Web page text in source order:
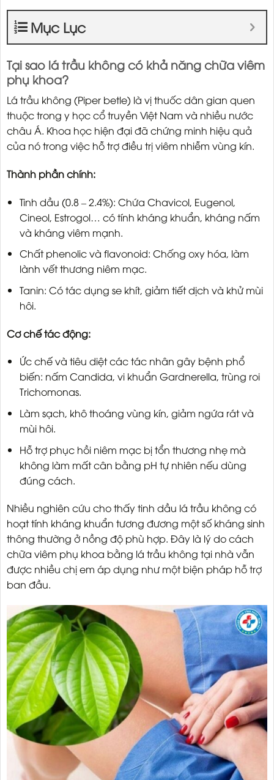
Mục Lục
Tại sao lá trầu không có khả năng chữa viêm
phụ khoa?
Lá trầu không (Piper betle) là vị thuốc dân gian quen
thuộc trong y học cổ truyền Việt Nam và nhiều nước
châu Á. Khoa học hiện đại đã chứng minh hiệu quả
của nó trong việc hỗ trợ điều trị viêm nhiễm vùng kín.
Thành phần chính:
Tinh dầu (0.8 – 2.4%): Chứa Chavicol, Eugenol,
Cineol, Estrogol… có tính kháng khuẩn, kháng nấm
và kháng viêm mạnh.
Chất phenolic và flavonoid: Chống oxy hóa, làm
lành vết thương niêm mạc.
Tanin: Có tác dụng se khít, giảm tiết dịch và khử mùi
hôi.
Cơ chế tác động:
Ức chế và tiêu diệt các tác nhân gây bệnh phổ
biến: nấm Candida, vi khuẩn Gardnerella, trùng roi
Trichomonas.
Làm sạch, khô thoáng vùng kín, giảm ngứa rát và
mùi hôi.
Hỗ trợ phục hồi niêm mạc bị tổn thương nhẹ mà
không làm mất cân bằng pH tự nhiên nếu dùng
đúng cách.
Nhiều nghiên cứu cho thấy tinh dầu lá trầu không có
hoạt tính kháng khuẩn tương đương một số kháng sinh
thông thường ở nồng độ phù hợp. Đây là lý do cách
chữa viêm phụ khoa bằng lá trầu không tại nhà vẫn
được nhiều chị em áp dụng như một biện pháp hỗ trợ
ban đầu.